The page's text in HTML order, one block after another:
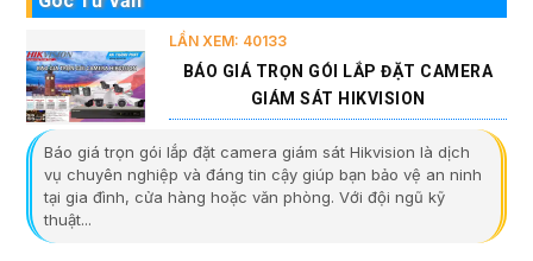
LẦN XEM: 40133
BÁO GIÁ TRỌN GÓI LẮP ĐẶT CAMERA
GIÁM SÁT HIKVISION
Báo giá trọn gói lắp đặt camera giám sát Hikvision là dịch
vụ chuyên nghiệp và đáng tin cậy giúp bạn bảo vệ an ninh
tại gia đình, cửa hàng hoặc văn phòng. Với đội ngũ kỹ
thuật...